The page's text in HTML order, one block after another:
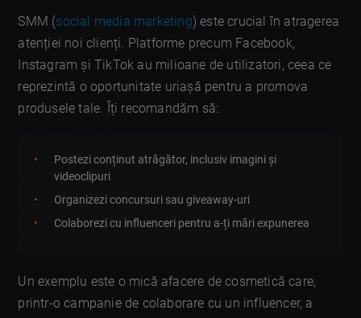
SMM (social media marketing) este crucial în atragerea
atenției noi clienți. Platforme precum Facebook,
Instagram și TikTok au milioane de utilizatori, ceea ce
reprezintă o oportunitate uriașă pentru a promova
produsele tale. Îți recomandăm să:
Postezi conținut atrăgător, inclusiv imagini și
videoclipuri
Organizezi concursuri sau giveaway-uri
Colaborezi cu influenceri pentru a-ți mări expunerea
Un exemplu este o mică afacere de cosmetică care,
printr-o campanie de colaborare cu un influencer, a